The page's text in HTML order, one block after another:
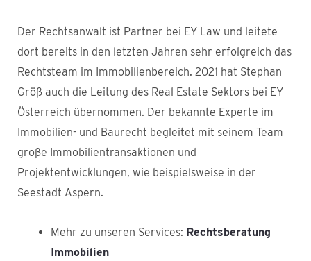
Der Rechtsanwalt ist Partner bei EY Law und leitete
dort bereits in den letzten Jahren sehr erfolgreich das
Rechtsteam im Immobilienbereich. 2021 hat Stephan
Größ auch die Leitung des Real Estate Sektors bei EY
Österreich übernommen. Der bekannte Experte im
Immobilien- und Baurecht begleitet mit seinem Team
große Immobilientransaktionen und
Projektentwicklungen, wie beispielsweise in der
Seestadt Aspern.
Mehr zu unseren Services: Rechtsberatung
Immobilien